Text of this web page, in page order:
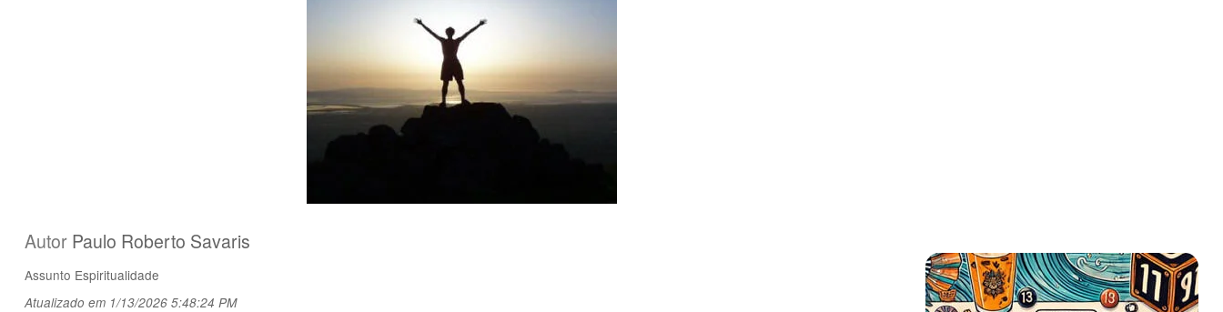
Autor Paulo Roberto Savaris
Assunto Espiritualidade
Atualizado em 1/13/2026 5:48:24 PM